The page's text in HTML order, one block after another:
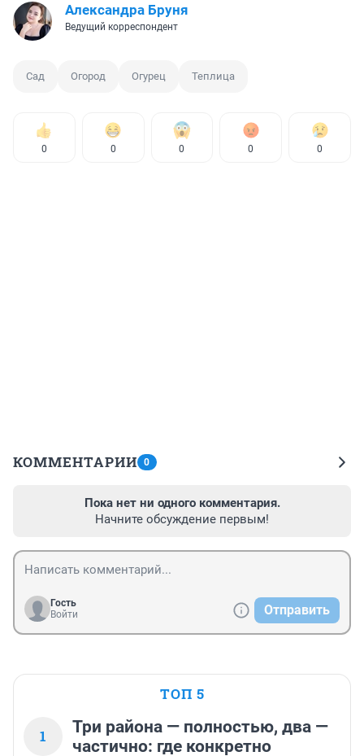
Александра Бруня
Ведущий корреспондент
Сад Огород Огурец Теплица
0 0 0 0 0
КОММЕНТАРИИ 0
Пока нет ни одного комментария.
Начните обсуждение первым!
Гость
Войти
Отправить
ТОП 5
1
Три района — полностью, два —
частично: где конкретно